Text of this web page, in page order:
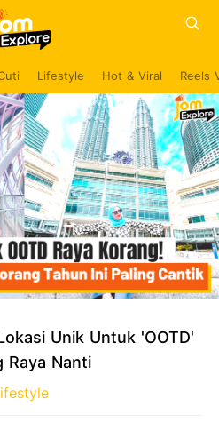
Lifestyle Hot & Viral Reels
Unik Untuk 'OOTD'
Raya Nanti